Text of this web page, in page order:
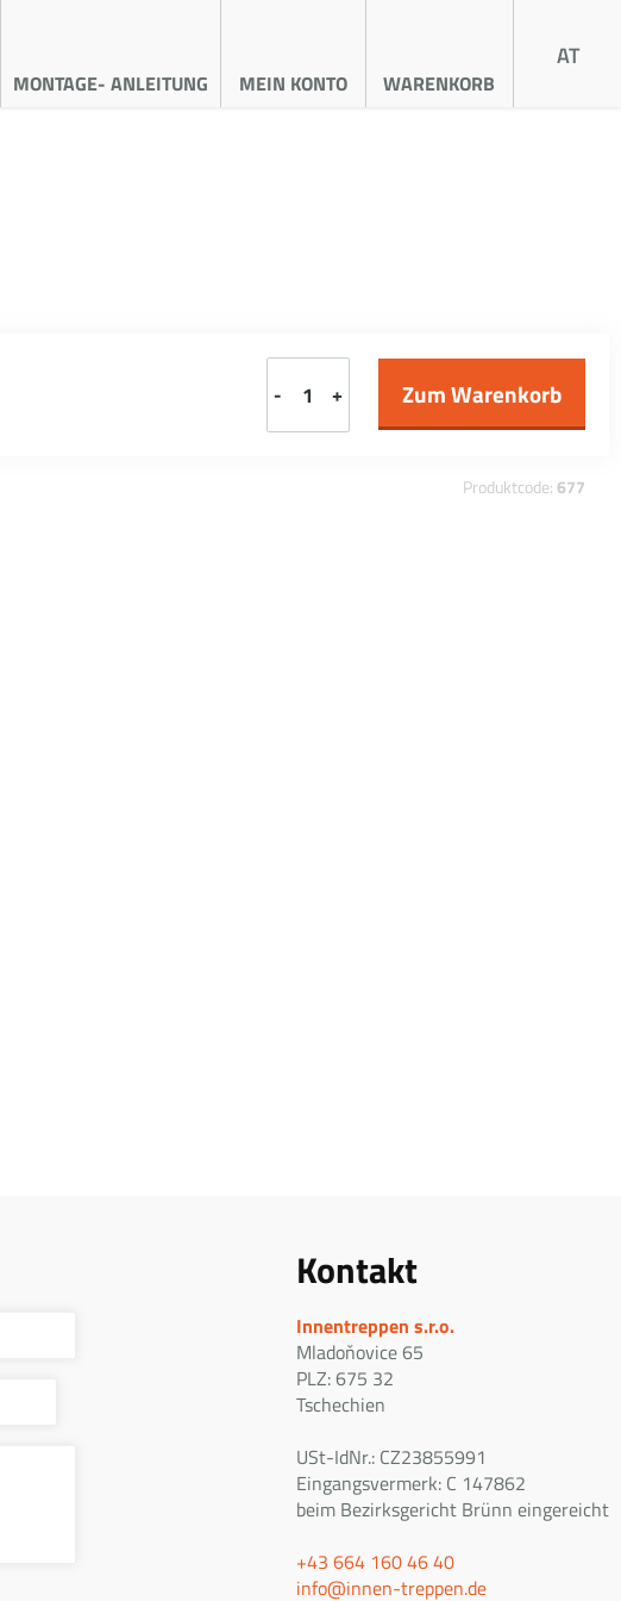
MONTAGE- ANLEITUNG MEIN KONTO WARENKORB
AT
- +
Produktcode: 677
Kontakt
Innentreppen s.r.o.
Mladoňovice 65
PLZ: 675 32
Tschechien
USt-IdNr.: CZ23855991
Eingangsvermerk: C 147862
beim Bezirksgericht Brünn eingereicht
+43 664 160 46 40
info@innen-treppen.de